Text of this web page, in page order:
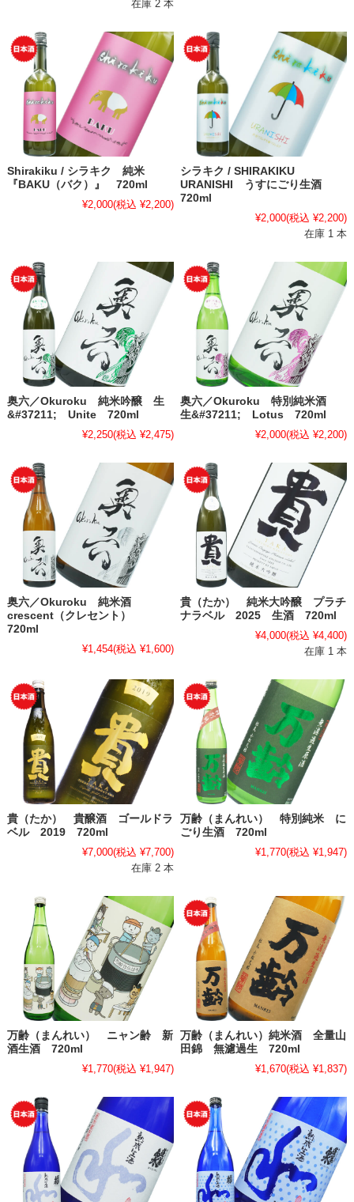
在庫 2 本
Shirakiku / シラキク 純米
『BAKU（バク）』 720ml
¥2,000(税込 ¥2,200)
シラキク / SHIRAKIKU
URANISHI うすにごり生酒
720ml
¥2,000(税込 ¥2,200)
在庫 1 本
奥六／Okuroku 純米吟醸 生
&#37211; Unite 720ml
¥2,250(税込 ¥2,475)
奥六／Okuroku 特別純米酒
生&#37211; Lotus 720ml
¥2,000(税込 ¥2,200)
奥六／Okuroku 純米酒
crescent（クレセント）
720ml
¥1,454(税込 ¥1,600)
貴（たか） 純米大吟醸 プラチ
ナラベル 2025 生酒 720ml
¥4,000(税込 ¥4,400)
在庫 1 本
貴（たか） 貴醸酒 ゴールドラ
ベル 2019 720ml
¥7,000(税込 ¥7,700)
在庫 2 本
万齢（まんれい） 特別純米 に
ごり生酒 720ml
¥1,770(税込 ¥1,947)
万齢（まんれい） ニャン齢 新
酒生酒 720ml
¥1,770(税込 ¥1,947)
万齢（まんれい）純米酒 全量山
田錦 無濾過生 720ml
¥1,670(税込 ¥1,837)